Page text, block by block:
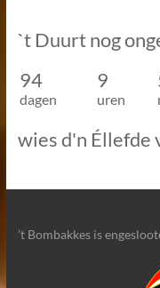
`t Duurt nog
94
9
dagen uren
wies d'n Éllefde
’t Bombakkes is